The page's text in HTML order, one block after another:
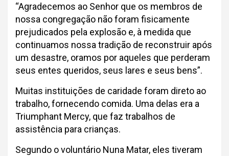
“Agradecemos ao Senhor que os membros de
nossa congregação não foram fisicamente
prejudicados pela explosão e, à medida que
continuamos nossa tradição de reconstruir após
um desastre, oramos por aqueles que perderam
seus entes queridos, seus lares e seus bens”.
Muitas instituições de caridade foram direto ao
trabalho, fornecendo comida. Uma delas era a
Triumphant Mercy, que faz trabalhos de
assistência para crianças.
Segundo o voluntário Nuna Matar, eles tiveram